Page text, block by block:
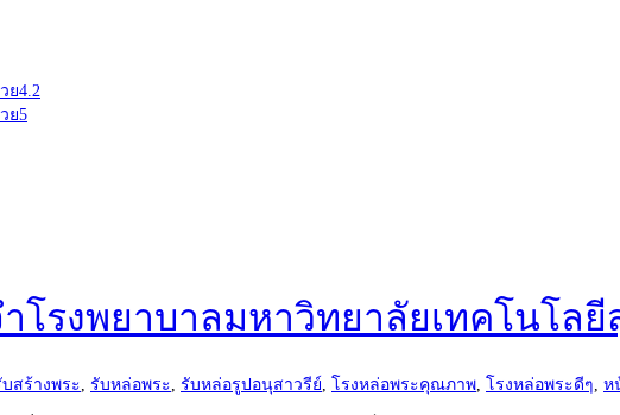
โรงพยาบาลมหาวิทยาลัยเทคโนโลยี
สร้างพระ, รับหล่อพระ, รับหล่อรูปอนุสาวรีย์, โรงหล่อพระคุณภาพ, โรงหล่อพระดีๆ, ห